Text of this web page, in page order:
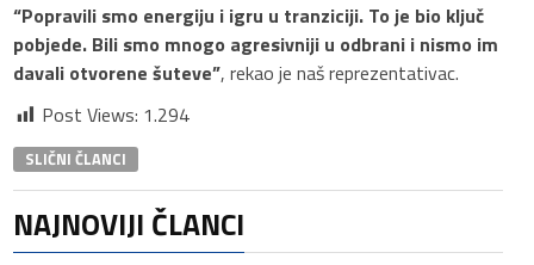
“Popravili smo energiju i igru u tranziciji. To je bio ključ
pobjede. Bili smo mnogo agresivniji u odbrani i nismo im
davali otvorene šuteve”, rekao je naš reprezentativac.
Post Views: 1.294
SLIČNI ČLANCI
NAJNOVIJI ČLANCI